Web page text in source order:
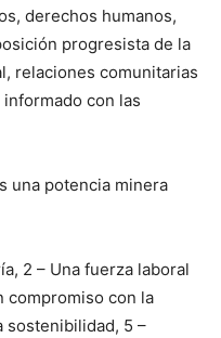
derechos humanos,
progresista de la
relaciones comunitarias
con las
una potencia minera
2 – Una fuerza laboral
compromiso con la
sostenibilidad, 5 –